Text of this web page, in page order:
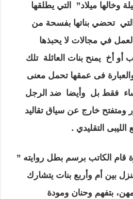
وخالها ميلاد” التي يطلقها
التي تحضي بناتها بفسحة من
في مجالات لا يحبذها
أو أخ يمنح بنات العائلة تلك
فى عمقها تحمل معنى
فقط بل وأيضا ضد الرجل
ومتفتح خارج عن سياق تقاليد
التقليدي .
قام الكاتب برسم بطل روايته ”
بين أم وأربع بنات يتشارك
بتفهم وحنان ومودة